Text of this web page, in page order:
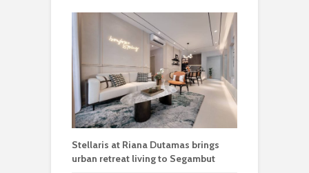
Stellaris at Riana Dutamas brings
urban retreat living to Segambut